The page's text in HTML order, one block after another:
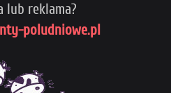
lub reklama?
poludniowe.pl